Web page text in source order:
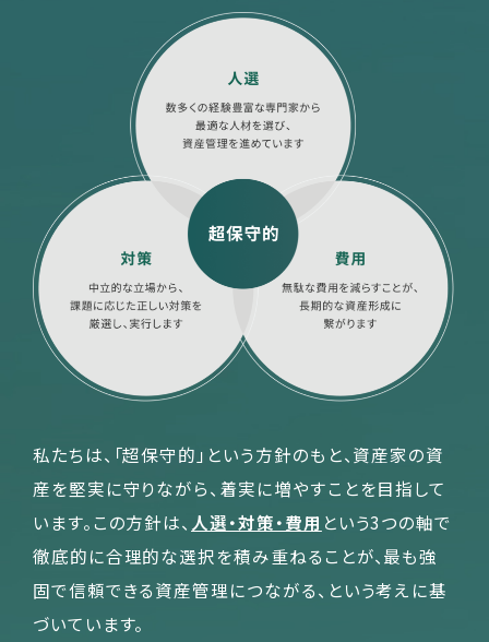
私たちは、「超保守的」という方針のもと、資産家の資
産を堅実に守りながら、着実に増やすことを目指して
います。この方針は、 人選・対策・費用 という3つの軸で
徹底的に合理的な選択を積み重ねることが、最も強
固で信頼できる資産管理につながる、という考えに基
づいています。